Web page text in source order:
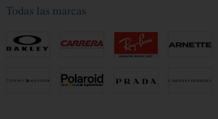
Todas las marcas